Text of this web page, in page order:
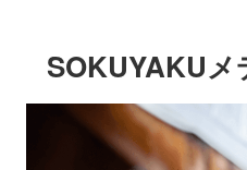
SOKUYAKU